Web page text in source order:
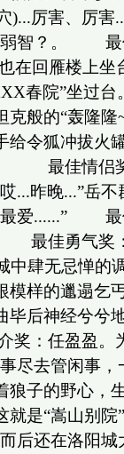
)...厉害、厉
智？。 最佳
在回雁楼上
春院”坐
克般的“轰隆
给令狐冲拔
最佳情侣奖
...昨晚...”岳
爱......” 最
佳勇气奖：
中肆无忌惮
模样的邋遢
毕后神经兮
：任盈盈。为
尽去管闲事
狼子的野心
就是“嵩山别
后还在洛阳